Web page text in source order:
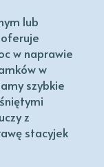
lub
w naprawie
w
szybkie
z
stacyjek